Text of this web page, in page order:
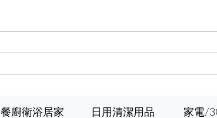
餐廚衛浴居家 日用清潔用品 家電/